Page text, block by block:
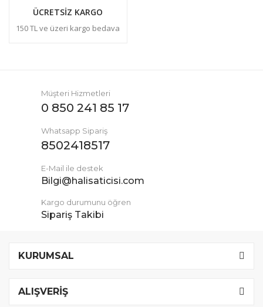
ÜCRETSİZ KARGO
150 TL ve üzeri kargo bedava
Müşteri Hizmetleri
0 850 241 85 17
Whatsapp Sipariş
8502418517
E-Mail ile destek
Bilgi@halisaticisi.com
Kargo durumunu öğren
Sipariş Takibi
KURUMSAL
ALIŞVERİŞ